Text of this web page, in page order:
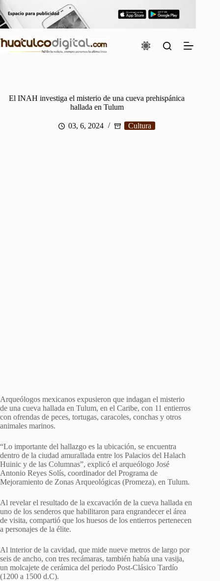
al
contenido
El INAH investiga el misterio de una cueva prehispánica
hallada en Tulum
03, 6, 2024 Cultura
Arqueólogos mexicanos expusieron que indagan el misterio
de una cueva hallada en Tulum, en el Caribe, con 11 entierros
con ofrendas de peces, tortugas, caracoles, conchas y otros
animales marinos.
“Lo importante del hallazgo es la ubicación, se encuentra
dentro de la ciudad amurallada entre los Palacios del Halach
Huinic y de las Columnas”, explicó el arqueólogo José
Antonio Reyes Solís, coordinador del Programa de
Mejoramiento de Zonas Arqueológicas (Promeza), en Tulum.
Al revelar el resultado de la excavación de la cueva hallada en
uno de los senderos que habilitaron para engrandecer el área
de visita, compartió que los huesos de los entierros pertenecen
a personajes de la élite.
Al interior de la cavidad, que mide nueve metros de largo por
seis de ancho, con tres recámaras, también había una vasija,
un molcajete de cerámica del periodo Post-Clásico Tardío
(1200 a 1500 d.C).